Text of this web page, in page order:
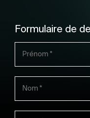
Formulaire de